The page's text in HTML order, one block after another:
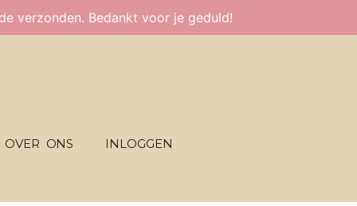
verzonden. Bedankt voor je geduld!
OVER ONS INLOGGEN